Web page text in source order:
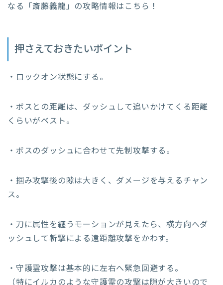
なる「斎藤義龍」の攻略情報はこちら！
押さえておきたいポイント
・ロックオン状態にする。
・ボスとの距離は、ダッシュして追いかけてくる距離
くらいがベスト。
・ボスのダッシュに合わせて先制攻撃する。
・掴み攻撃後の隙は大きく、ダメージを与えるチャン
ス。
・刀に属性を纏うモーションが見えたら、横方向へダ
ッシュして斬撃による遠距離攻撃をかわす。
・守護霊攻撃は基本的に左右へ緊急回避する。
（特にイルカのような守護霊の攻撃は隙が大きいので